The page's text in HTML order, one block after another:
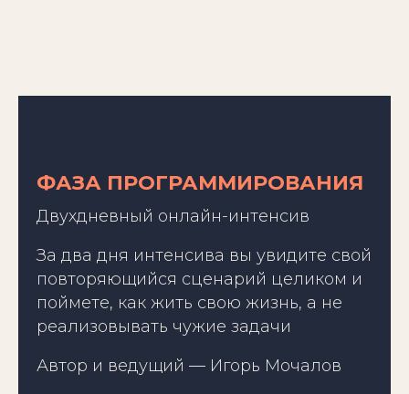
ФАЗА ПРОГРАММИРОВАНИЯ
Двухдневный онлайн-интенсив
За два дня интенсива вы увидите свой
повторяющийся сценарий целиком и
поймете, как жить свою жизнь, а не
реализовывать чужие задачи
Автор и ведущий — Игорь Мочалов